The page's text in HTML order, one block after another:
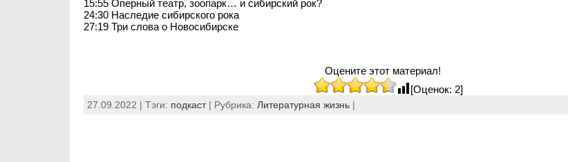
15:55 Оперный театр, зоопарк… и сибирский рок?
24:30 Наследие сибирского рока
27:19 Три слова о Новосибирске
Оцените этот материал!
[Оценок: 2]
27.09.2022 | Тэги: подкаст| Рубрика: Литературная жизнь|